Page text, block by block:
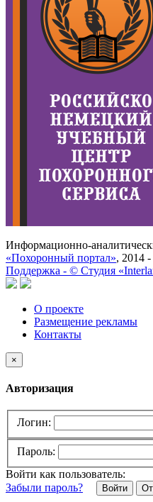
Информационно-
«Похоронный портал», 2014 -
Поддержка - © Cтудия
О проекте
Размещение рекламы
Контакты
×
Авторизация
Логин:
Пароль:
Войти как пользователь:
Забыли пароль?